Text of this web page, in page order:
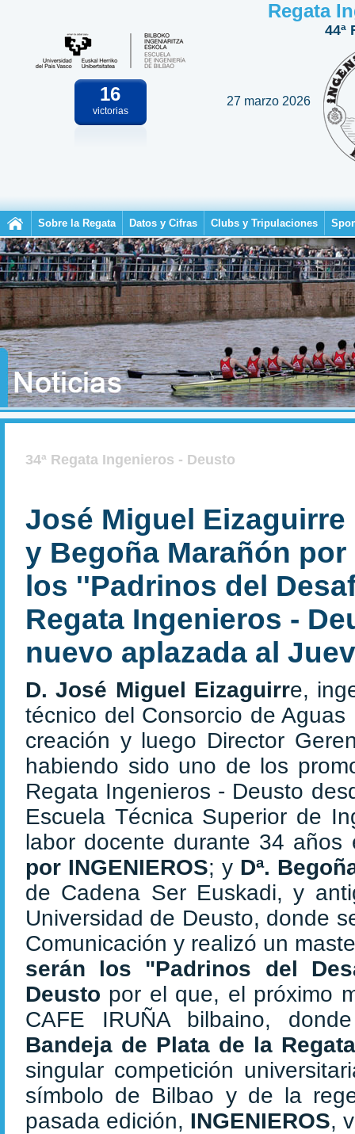
16
victorias
Regata
44ª
27 marzo 2026
Sobre la Regata Datos y Cifras Clubs y Tripulaciones
34ª Regata Ingenieros - Deusto
José Miguel Eizaguirre
y Begoña Marañón por
los ''Padrinos del
Regata Ingenieros -
nuevo aplazada al
D. José Miguel Eizaguirre,
técnico del Consorcio de
creación y luego Director
habiendo sido uno de los
Regata Ingenieros - Deusto
Escuela Técnica Superior de
labor docente durante 34 años
por INGENIEROS; y Dª.
de Cadena Ser Euskadi, y
Universidad de Deusto, donde
Comunicación y realizó un
serán los "Padrinos del
Deusto por el que, el próximo
CAFE IRUÑA bilbaino,
Bandeja de Plata de la Regata
singular competición
símbolo de Bilbao y de la
pasada edición, INGENIEROS,